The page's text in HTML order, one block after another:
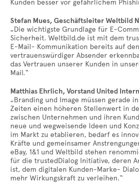
Kunden besser vor gefährlichem
Stefan Mues, Geschäftsleiter Weltbild
„Die wichtigste Grundlage für E-
Sicherheit. Weltbild.de ist mit dem
E-Mail- Kommunikation bereits auf
vertrauenswürdiger Absender
das Vertrauen unserer Kunden in
Mail.“
Matthias Ehrlich, Vorstand United
„Branding und Image müssen gerade
Zeiten einen höheren Stellenwert in
zwischen Unternehmen und ihren
neue und wegweisende Ideen und
im Markt zu etablieren, bedarf es
Kräfte und gemeinsamer
eBay, 1&1 und Weltbild stehen
für die trustedDialog Initiative, deren
ist, dem digitalen Kunden-Marke-
mehr Wirkungskraft zu verleihen.“